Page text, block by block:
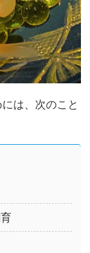
は、次のこと